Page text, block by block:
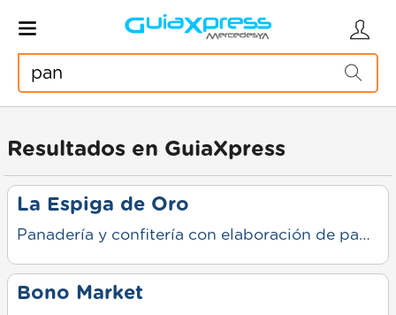
Resultados en GuiaXpress
La Espiga de Oro
Panadería y confitería con elaboración de panificados, facturas, bombones, chocolates y productos para fechas especiales. Ofrece variedad de opciones dulces y saladas, con atención en mostrador y propuestas para compras cotidianas o encargos.
Bono Market